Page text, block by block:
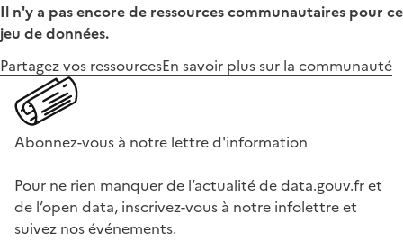
Il n'y a pas encore de ressources communautaires pour ce
jeu de données.
Partagez vos ressourcesEn savoir plus sur la communauté
Abonnez-vous à notre lettre d'information
Pour ne rien manquer de l’actualité de data.gouv.fr et
de l’open data, inscrivez-vous à notre infolettre et
suivez nos événements.